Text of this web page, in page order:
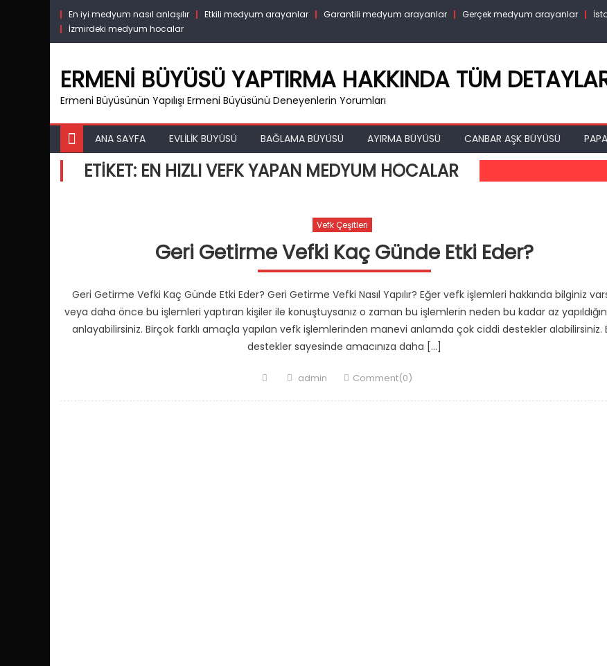
Skip
content
En iyi medyum nasıl anlaşılır Etkili medyum arayanlar Garantili medyum arayanlar Gerçek medyum arayanlar
İzmirdeki medyum hocalar
ERMENI BÜYÜSÜ YAPTIRMA HAKKINDA TÜM
Ermeni Büyüsünün Yapılışı Ermeni Büyüsünü Deneyenlerin Yorumları
ANA SAYFA EVLILIK BÜYÜSÜ BAĞLAMA BÜYÜSÜ AYIRMA BÜYÜSÜ CANBAR AŞK BÜYÜSÜ
ETIKET: EN HIZLI VEFK YAPAN MEDYUM HOCALAR
Vefk Çeşitleri
Geri Getirme Vefki Kaç Günde Etki Eder?
Geri Getirme Vefki Kaç Günde Etki Eder? Geri Getirme Vefki Nasıl Yapılır? Eğer vefk işlemleri hakkında bilginiz
veya daha önce bu işlemleri yaptıran kişiler ile konuştuysanız o zaman bu işlemlerin neden bu kadar az
anlayabilirsiniz. Birçok farklı amaçla yapılan vefk işlemlerinden manevi anlamda çok ciddi destekler alabilirsiniz.
destekler sayesinde amacınıza daha […]
PostedAuthor
admin Comment(0)